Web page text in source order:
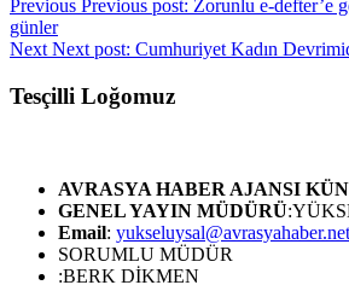
Previous Previous post: Zorunlu e-defter’e
günler
Next Next post: Cumhuriyet Kadın
Tesçilli Loğomuz
AVRASYA HABER AJANSI
GENEL YAYIN MÜDÜRÜ
Email: yukseluysal@avrasyahaber.net
SORUMLU MÜDÜR
:BERK DİKMEN